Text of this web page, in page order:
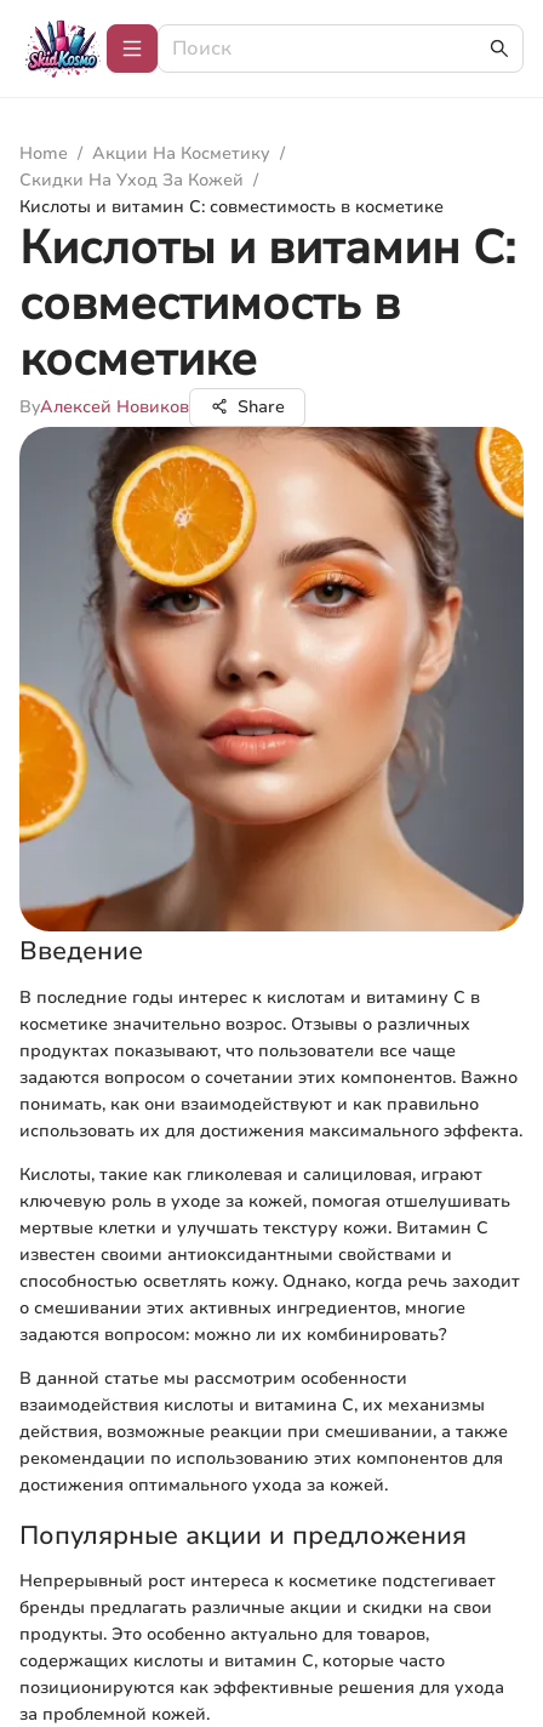
Home / Акции На Косметику /
Скидки На Уход За Кожей /
Кислоты и витамин С: совместимость в косметике
Кислоты и витамин С:
совместимость в
косметике
ByАлексей Новиков Share
Введение
В последние годы интерес к кислотам и витамину С в
косметике значительно возрос. Отзывы о различных
продуктах показывают, что пользователи все чаще
задаются вопросом о сочетании этих компонентов. Важно
понимать, как они взаимодействуют и как правильно
использовать их для достижения максимального эффекта.
Кислоты, такие как гликолевая и салициловая, играют
ключевую роль в уходе за кожей, помогая отшелушивать
мертвые клетки и улучшать текстуру кожи. Витамин С
известен своими антиоксидантными свойствами и
способностью осветлять кожу. Однако, когда речь заходит
о смешивании этих активных ингредиентов, многие
задаются вопросом: можно ли их комбинировать?
В данной статье мы рассмотрим особенности
взаимодействия кислоты и витамина С, их механизмы
действия, возможные реакции при смешивании, а также
рекомендации по использованию этих компонентов для
достижения оптимального ухода за кожей.
Популярные акции и предложения
Непрерывный рост интереса к косметике подстегивает
бренды предлагать различные акции и скидки на свои
продукты. Это особенно актуально для товаров,
содержащих кислоты и витамин С, которые часто
позиционируются как эффективные решения для ухода
за проблемной кожей.